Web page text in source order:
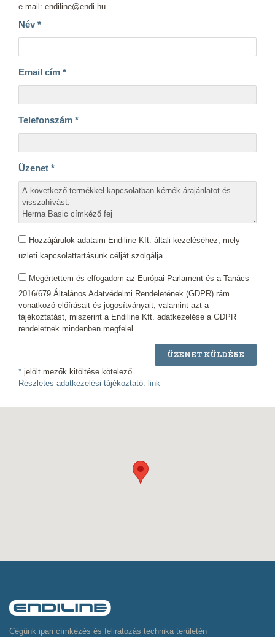
e-mail: endiline@endi.hu
Név *
Email cím *
Telefonszám *
Üzenet *
Hozzájárulok adataim Endiline Kft. általi kezeléséhez, mely
üzleti kapcsolattartásunk célját szolgálja.
Megértettem és elfogadom az Európai Parlament és a Tanács
2016/679 Általános Adatvédelmi Rendeletének (GDPR) rám
vonatkozó előírásait és jogosítványait, valamint azt a
tájékoztatást, miszerint a Endiline Kft. adatkezelése a GDPR
rendeletnek mindenben megfelel.
ÜZENET KÜLDÉSE
* jelölt mezők kitöltése kötelező
Részletes adatkezelési tájékoztató: link
Cégünk ipari címkézés és feliratozás technika területén